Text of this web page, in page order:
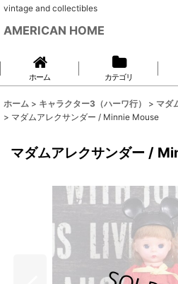
vintage and collectibles
AMERICAN HOME
ホーム カテゴリ
ホーム > キャラクター3（ハーワ行） > マダ
> マダムアレクサンダー / Minnie Mouse
マダムアレクサンダー /